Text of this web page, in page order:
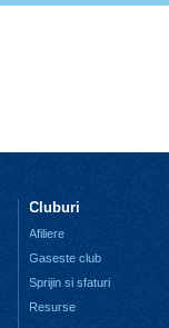
Cluburi
Afiliere
Gaseste club
Sprijin si sfaturi
Resurse